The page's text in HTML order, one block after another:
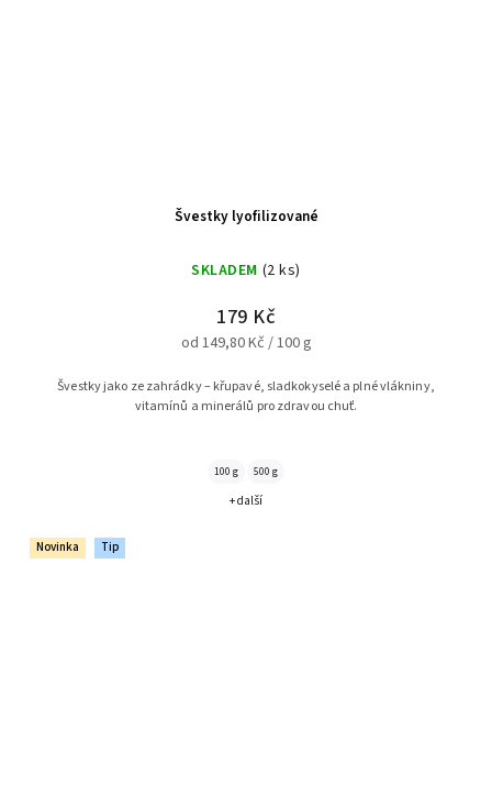
Švestky lyofilizované
SKLADEM (2 ks)
179 Kč
od 149,80 Kč / 100 g
Švestky jako ze zahrádky – křupavé, sladkokyselé a plné vlákniny,
vitamínů a minerálů pro zdravou chuť.
100 g 500 g
+ další
Novinka Tip